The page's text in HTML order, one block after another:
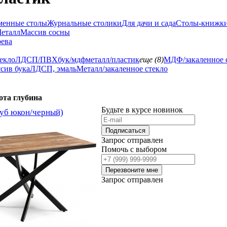
столыЖурнальные столикиДля дачи и садаСтолы-
Массив сосны
ЛДСП/ПВХбук/мдфметалл/пластикеще (8)МДФ/закаленное
букаЛДСП, эмальМеталл/закаленное стекло
глубина
юкон/черный) Будьте в курсе новинок
Подписаться
Запрос отправлен
Помочь с выбором
Перезвоните мне
Запрос отправлен